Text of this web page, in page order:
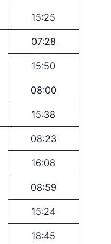
15:25
07:28
15:50
08:00
15:38
08:23
16:08
08:59
15:24
18:45